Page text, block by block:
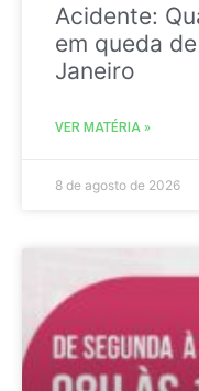
Acidente:
em queda
Janeiro
VER MATÉRIA »
8 de agosto de 2026